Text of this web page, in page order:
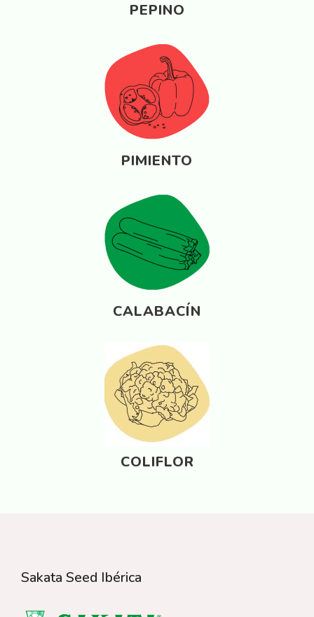
PEPINO
PIMIENTO
CALABACÍN
COLIFLOR
Sakata Seed Ibérica